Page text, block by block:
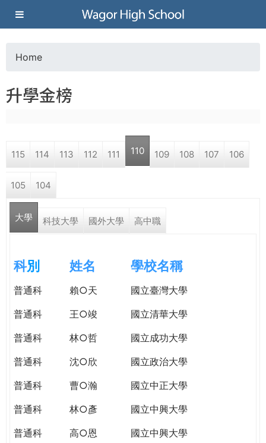
Jump to navigation
葳
格
高
學
格。
o
a
r
e
e
r
e
Home
升學金榜
115 114 113 112 111 110 109 108 107 106
105 104
大學 科技大學 國外大學 高中職
科別 姓名 學校名稱
普通科 賴○天
國立臺灣大學
普通科
王○竣
國立清華大學
普通科
林○哲
國立成功大學
普通科
沈○欣
國立政治大學
普通科
曹○瀚
國立中正大學
普通科
林○彥
國立中興大學
普通科
高○恩
國立中興大學